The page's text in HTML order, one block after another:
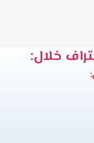
خلال: